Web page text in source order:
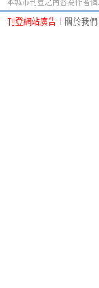
本城市刊登之內容為作者
刊登網站廣告 關於我們